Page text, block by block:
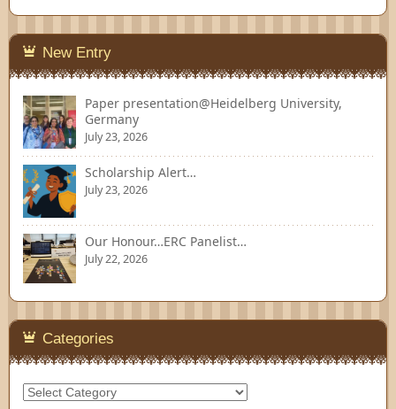
New Entry
Paper presentation@Heidelberg University,
Germany
July 23, 2026
Scholarship Alert…
July 23, 2026
Our Honour…ERC Panelist…
July 22, 2026
Categories
Categories